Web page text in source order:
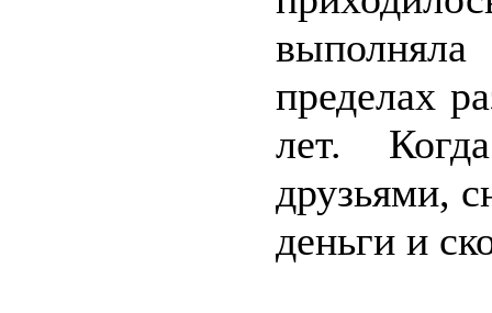
пределах
лет.
друзьями,
деньги и